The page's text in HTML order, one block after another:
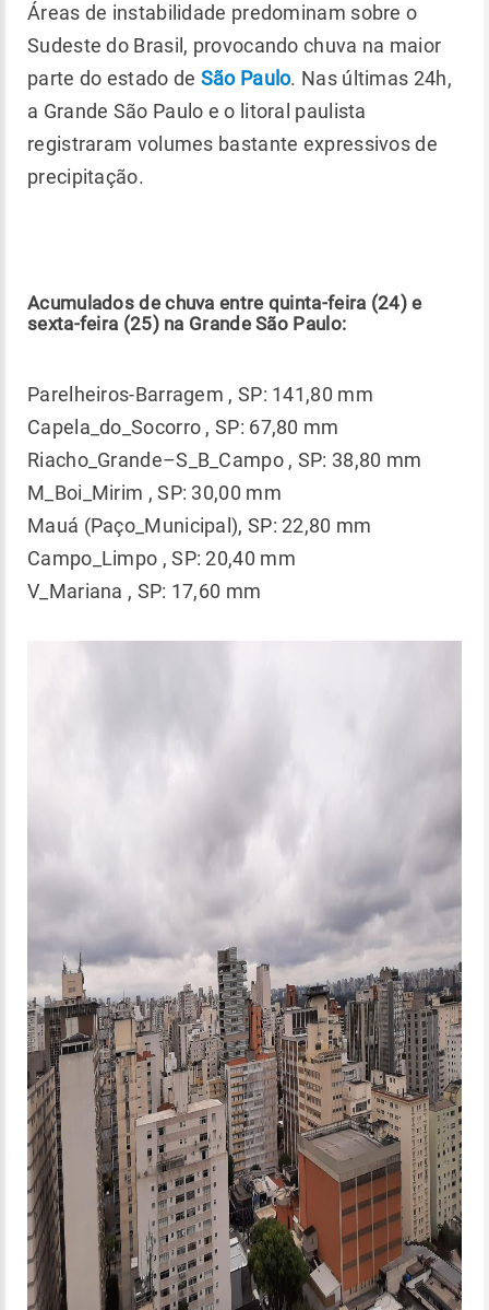
Áreas de instabilidade predominam sobre o
Sudeste do Brasil, provocando chuva na maior
parte do estado de São Paulo. Nas últimas 24h,
a Grande São Paulo e o litoral paulista
registraram volumes bastante expressivos de
precipitação.
Acumulados de chuva entre quinta-feira (24) e
sexta-feira (25) na Grande São Paulo:
Parelheiros-Barragem , SP: 141,80 mm
Capela_do_Socorro , SP: 67,80 mm
Riacho_Grande–S_B_Campo , SP: 38,80 mm
M_Boi_Mirim , SP: 30,00 mm
Mauá (Paço_Municipal), SP: 22,80 mm
Campo_Limpo , SP: 20,40 mm
V_Mariana , SP: 17,60 mm